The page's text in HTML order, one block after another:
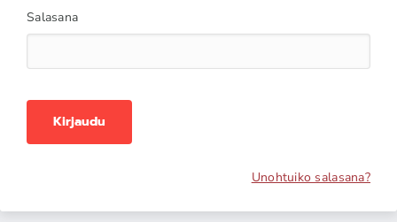
Salasana
Kirjaudu
Unohtuiko salasana?